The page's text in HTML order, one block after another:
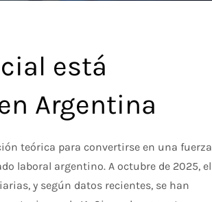
está
Argentina
teórica para convertirse en una fuerza
laboral argentino. A octubre de 2025, el
y según datos recientes, se han